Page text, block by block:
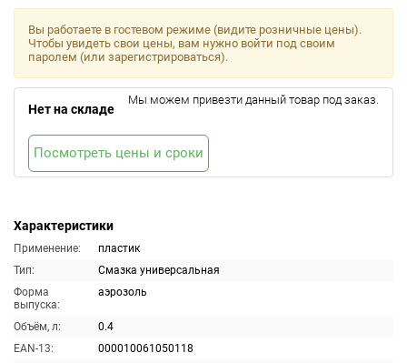
Характеристики
Применение:
пластик
Тип:
Смазка универсальная
Форма
выпуска:
аэрозоль
Объём, л:
0.4
EAN-13:
000010061050118
Вы работаете в гостевом режиме (видите розничные цены).
Чтобы увидеть свои цены, вам нужно войти под своим
паролем (или зарегистрироваться).
Нет на складе
Мы можем привезти данный товар под заказ.
Посмотреть цены и сроки